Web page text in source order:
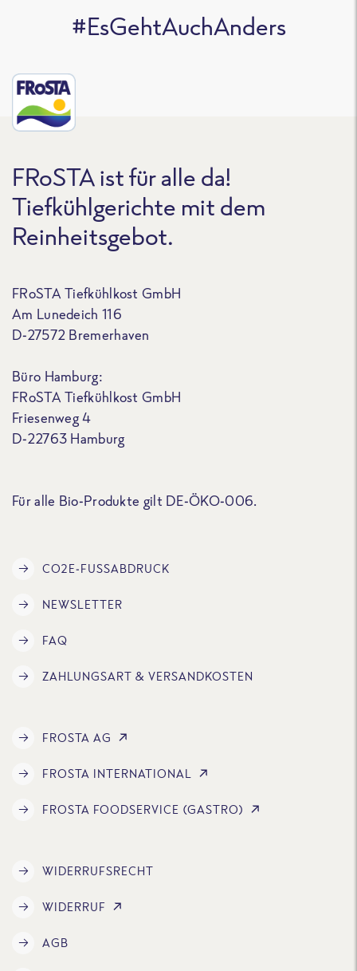
#EsGehtAuchAnders
FRoSTA ist für alle da!
Tiefkühlgerichte mit dem
Reinheitsgebot.
FRoSTA Tiefkühlkost GmbH
Am Lunedeich 116
D-27572 Bremerhaven
Büro Hamburg:
FRoSTA Tiefkühlkost GmbH
Friesenweg 4
D-22763 Hamburg
Für alle Bio-Produkte gilt DE-ÖKO-006.
CO2E-FUSSABDRUCK
NEWSLETTER
FAQ
ZAHLUNGSART & VERSANDKOSTEN
FROSTA AG
FROSTA INTERNATIONAL
FROSTA FOODSERVICE (GASTRO)
WIDERRUFSRECHT
WIDERRUF
AGB